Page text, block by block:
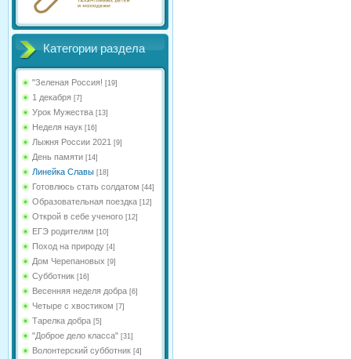
Категории раздела
"Зеленая Россия! [19]
1 декабря [7]
Урок Мужества [13]
Неделя наук [16]
Лыжня России 2021 [9]
День памяти [14]
Линейка Славы [18]
Готовлюсь стать солдатом [44]
Образовательная поездка [12]
Открой в себе ученого [12]
ЕГЭ родителям [10]
Поход на природу [4]
Дом Черепановых [9]
Субботник [16]
Весенняя неделя добра [6]
Четыре с хвостиком [7]
Тарелка добра [5]
"Доброе дело класса" [31]
Волонтерский субботник [4]